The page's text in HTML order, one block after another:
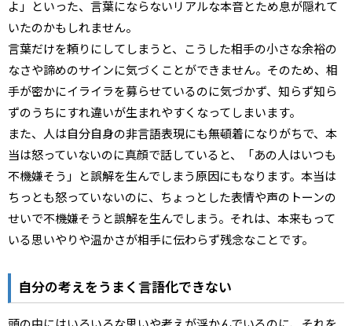
よ」といった、言葉にならないリアルな本音とため息が隠れて
いたのかもしれません。
言葉だけを頼りにしてしまうと、こうした相手の小さな余裕の
なさや諦めのサインに気づくことができません。そのため、相
手が密かにイライラを募らせているのに気づかず、知らず知ら
ずのうちにすれ違いが生まれやすくなってしまいます。
また、人は自分自身の非言語表現にも無頓着になりがちで、本
当は怒っていないのに真顔で話していると、「あの人はいつも
不機嫌そう」と誤解を生んでしまう原因にもなります。本当は
ちっとも怒っていないのに、ちょっとした表情や声のトーンの
せいで不機嫌そうと誤解を生んでしまう。それは、本来もって
いる思いやりや温かさが相手に伝わらず残念なことです。
自分の考えをうまく言語化できない